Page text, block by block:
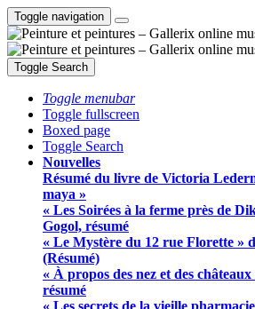
Toggle navigation
Toggle Search
Toggle menubar
Toggle fullscreen
Boxed page
Toggle Search
Nouvelles
Résumé du livre de Victoria
maya »
« Les Soirées à la ferme près de
Gogol, résumé
« Le Mystère du 12 rue Florette »
(Résumé)
« À propos des nez et des
résumé
« Les secrets de la vieille